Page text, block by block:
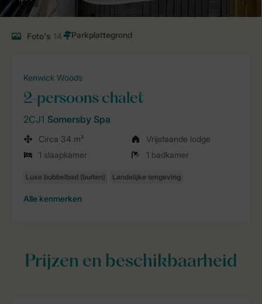
Foto's 14
Kenwick Woods
2-persoons chalet
2CJ1 Somersby Spa
Circa 34 m²
Vrijstaande lodge
1 slaapkamer
1 badkamer
Alle kenmerken
Prijzen en beschikbaarheid